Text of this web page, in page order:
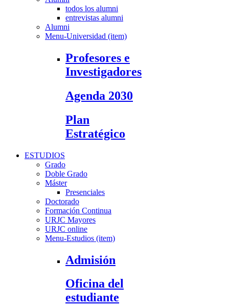
todos los alumni
entrevistas alumni
Alumni
Menu-Universidad (item)
Profesores e
Investigadores
Agenda 2030
Plan
Estratégico
ESTUDIOS
Grado
Doble Grado
Máster
Presenciales
Doctorado
Formación Continua
URJC Mayores
URJC online
Menu-Estudios (item)
Admisión
Oficina del
estudiante